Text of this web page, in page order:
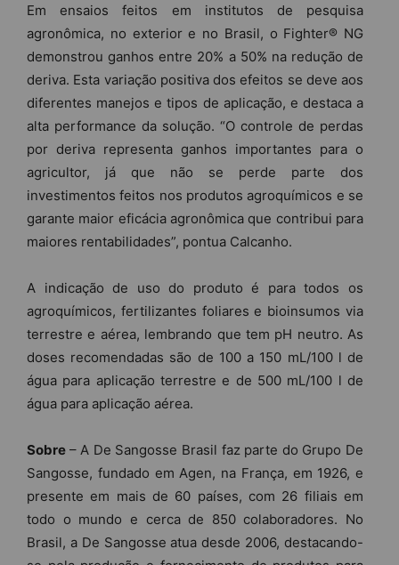
Em ensaios feitos em institutos de pesquisa
agronômica, no exterior e no Brasil, o Fighter® NG
demonstrou ganhos entre 20% a 50% na redução de
deriva. Esta variação positiva dos efeitos se deve aos
diferentes manejos e tipos de aplicação, e destaca a
alta performance da solução. “O controle de perdas
por deriva representa ganhos importantes para o
agricultor, já que não se perde parte dos
investimentos feitos nos produtos agroquímicos e se
garante maior eficácia agronômica que contribui para
maiores rentabilidades”, pontua Calcanho.
A indicação de uso do produto é para todos os
agroquímicos, fertilizantes foliares e bioinsumos via
terrestre e aérea, lembrando que tem pH neutro. As
doses recomendadas são de 100 a 150 mL/100 l de
água para aplicação terrestre e de 500 mL/100 l de
água para aplicação aérea.
Sobre – A De Sangosse Brasil faz parte do Grupo De
Sangosse, fundado em Agen, na França, em 1926, e
presente em mais de 60 países, com 26 filiais em
todo o mundo e cerca de 850 colaboradores. No
Brasil, a De Sangosse atua desde 2006, destacando-